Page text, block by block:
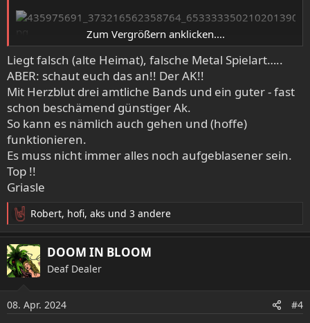
CELEBRATE A CENTURY OF SWABIAN DOOM!!!
DAWN OF WINTER – NAEVUS – MIRROR OF DECEPTION
3-mal feinster schwäbischer Doom!
3-mal über 33 Jahre Bandgeschichte!
EIN JAHRHUNDERT SCHWÄBISCHER DOOM METAL!
Das wird ein Fest, von vielen lange ersehnt, an einem
Abend vereint - die Trilogie des schwäbischen Dooms!
DAWN OF WINTERgelten sicherlich zu Recht als DIE Doom
Metal Institution aus Deutschland. Gegründet im
September 1990 unter anderen von Gerrit P. Mutz
(SACRED STEEL), war es das Ziel der Band, Ihren Göttern
SAINT VITUS, CANDLEMASS und dem Doom Metal im
Allgemeinen zu huldigen. Im Jahre 1992 stieg mit Joachim
"Bolle" Schmalzried ein Bassist und mit Jörg M. Knittel
Zum Vergrößern anklicken....
Liegt falsch (alte Heimat), falsche Metal Spielart…..
ABER: schaut euch das an!! Der AK!!
Mit Herzblut drei amtliche Bands und ein guter - fast
schon beschämend günstiger Ak.
So kann es nämlich auch gehen und (hoffe)
funktionieren.
Es muss nicht immer alles noch aufgeblasener sein.
Top !!
Griasle
R
e
a
k
t
n
Robert, hofi, aks und 3 andere
DOOM IN BLOOM
Deaf Dealer
08. Apr. 2024 #4